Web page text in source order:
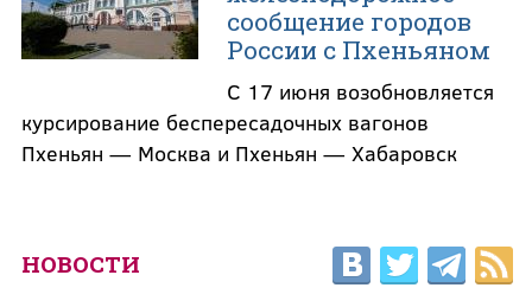
сообщение городов
России с Пхеньяном
С 17 июня возобновляется
курсирование беспересадочных вагонов
Пхеньян — Москва и Пхеньян — Хабаровск
НОВОСТИ